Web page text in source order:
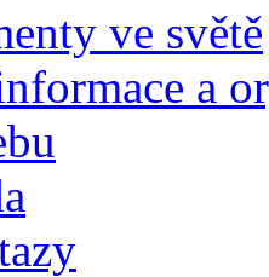
ve světě
a